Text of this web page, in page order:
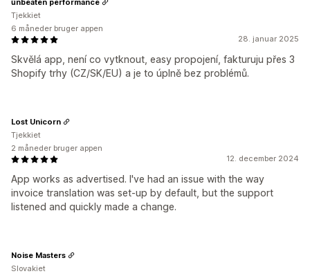
28. januar 2025
Skvělá app, není co vytknout, easy propojení, fakturuju přes 3
Shopify trhy (CZ/SK/EU) a je to úplně bez problémů.
Tjekkiet
6 måneder bruger appen
12. december 2024
App works as advertised. I've had an issue with the way
invoice translation was set-up by default, but the support
listened and quickly made a change.
Lost Unicorn
Tjekkiet
2 måneder bruger appen
Noise Masters
Slovakiet